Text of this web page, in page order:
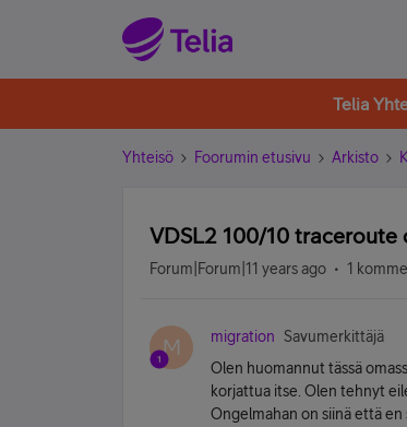
Telia
Yhteisö Foorumin etusivu Arkisto
VDSL2 100/10 traceroute
Forum|Forum|11 years ago 1
M migration
Savumerkittäjä
Olen huomannut tässä
korjattua itse. Olen tehnyt
Ongelmahan on siinä että